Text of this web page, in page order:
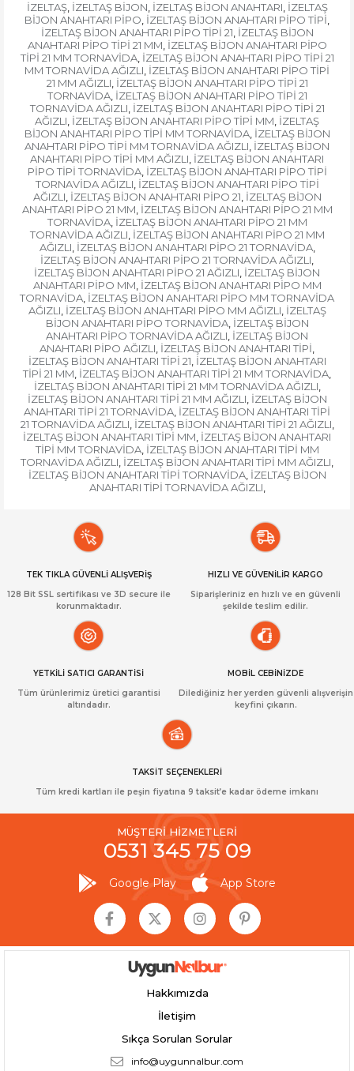
İZELTAŞ, İZELTAŞ BİJON, İZELTAŞ BİJON ANAHTARI, İZELTAŞ
BİJON ANAHTARI PİPO, İZELTAŞ BİJON ANAHTARI PİPO TİPİ,
İZELTAŞ BİJON ANAHTARI PİPO TİPİ 21, İZELTAŞ BİJON
ANAHTARI PİPO TİPİ 21 MM, İZELTAŞ BİJON ANAHTARI PİPO
TİPİ 21 MM TORNAVİDA, İZELTAŞ BİJON ANAHTARI PİPO TİPİ 21
MM TORNAVİDA AĞIZLI, İZELTAŞ BİJON ANAHTARI PİPO TİPİ
21 MM AĞIZLI, İZELTAŞ BİJON ANAHTARI PİPO TİPİ 21
TORNAVİDA, İZELTAŞ BİJON ANAHTARI PİPO TİPİ 21
TORNAVİDA AĞIZLI, İZELTAŞ BİJON ANAHTARI PİPO TİPİ 21
AĞIZLI, İZELTAŞ BİJON ANAHTARI PİPO TİPİ MM, İZELTAŞ
BİJON ANAHTARI PİPO TİPİ MM TORNAVİDA, İZELTAŞ BİJON
ANAHTARI PİPO TİPİ MM TORNAVİDA AĞIZLI, İZELTAŞ BİJON
ANAHTARI PİPO TİPİ MM AĞIZLI, İZELTAŞ BİJON ANAHTARI
PİPO TİPİ TORNAVİDA, İZELTAŞ BİJON ANAHTARI PİPO TİPİ
TORNAVİDA AĞIZLI, İZELTAŞ BİJON ANAHTARI PİPO TİPİ
AĞIZLI, İZELTAŞ BİJON ANAHTARI PİPO 21, İZELTAŞ BİJON
ANAHTARI PİPO 21 MM, İZELTAŞ BİJON ANAHTARI PİPO 21 MM
TORNAVİDA, İZELTAŞ BİJON ANAHTARI PİPO 21 MM
TORNAVİDA AĞIZLI, İZELTAŞ BİJON ANAHTARI PİPO 21 MM
AĞIZLI, İZELTAŞ BİJON ANAHTARI PİPO 21 TORNAVİDA,
İZELTAŞ BİJON ANAHTARI PİPO 21 TORNAVİDA AĞIZLI,
İZELTAŞ BİJON ANAHTARI PİPO 21 AĞIZLI, İZELTAŞ BİJON
ANAHTARI PİPO MM, İZELTAŞ BİJON ANAHTARI PİPO MM
TORNAVİDA, İZELTAŞ BİJON ANAHTARI PİPO MM TORNAVİDA
AĞIZLI, İZELTAŞ BİJON ANAHTARI PİPO MM AĞIZLI, İZELTAŞ
BİJON ANAHTARI PİPO TORNAVİDA, İZELTAŞ BİJON
ANAHTARI PİPO TORNAVİDA AĞIZLI, İZELTAŞ BİJON
ANAHTARI PİPO AĞIZLI, İZELTAŞ BİJON ANAHTARI TİPİ,
İZELTAŞ BİJON ANAHTARI TİPİ 21, İZELTAŞ BİJON ANAHTARI
TİPİ 21 MM, İZELTAŞ BİJON ANAHTARI TİPİ 21 MM TORNAVİDA,
İZELTAŞ BİJON ANAHTARI TİPİ 21 MM TORNAVİDA AĞIZLI,
İZELTAŞ BİJON ANAHTARI TİPİ 21 MM AĞIZLI, İZELTAŞ BİJON
ANAHTARI TİPİ 21 TORNAVİDA, İZELTAŞ BİJON ANAHTARI TİPİ
21 TORNAVİDA AĞIZLI, İZELTAŞ BİJON ANAHTARI TİPİ 21 AĞIZLI,
İZELTAŞ BİJON ANAHTARI TİPİ MM, İZELTAŞ BİJON ANAHTARI
TİPİ MM TORNAVİDA, İZELTAŞ BİJON ANAHTARI TİPİ MM
TORNAVİDA AĞIZLI, İZELTAŞ BİJON ANAHTARI TİPİ MM AĞIZLI,
İZELTAŞ BİJON ANAHTARI TİPİ TORNAVİDA, İZELTAŞ BİJON
ANAHTARI TİPİ TORNAVİDA AĞIZLI,
TEK TIKLA GÜVENLİ ALIŞVERİŞ
128 Bit SSL sertifikası ve 3D secure ile
korunmaktadır.
HIZLI VE GÜVENİLİR KARGO
Siparişleriniz en hızlı ve en güvenli
şekilde teslim edilir.
YETKİLİ SATICI GARANTİSİ
Tüm ürünlerimiz üretici garantisi
altındadır.
MOBİL CEBİNİZDE
Dilediğiniz her yerden güvenli alışverişin
keyfini çıkarın.
TAKSİT SEÇENEKLERİ
Tüm kredi kartları ile peşin fiyatına 9 taksit’e kadar ödeme imkanı
MÜŞTERİ HİZMETLERİ
0531 345 75 09
Google Play App Store
Hakkımızda
İletişim
Sıkça Sorulan Sorular
info@uygunnalbur.com